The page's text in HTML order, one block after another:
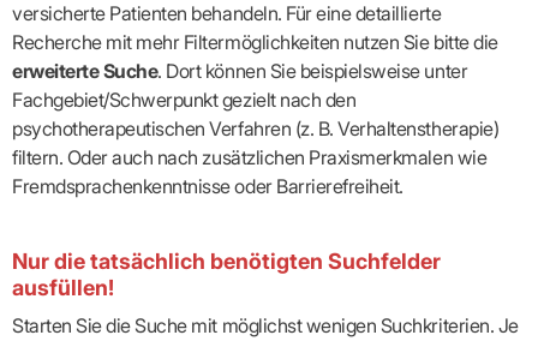
versicherte Patienten behandeln. Für eine detaillierte
Recherche mit mehr Filtermöglichkeiten nutzen Sie bitte die
erweiterte Suche. Dort können Sie beispielsweise unter
Fachgebiet/Schwerpunkt gezielt nach den
psychotherapeutischen Verfahren (z. B. Verhaltenstherapie)
filtern. Oder auch nach zusätzlichen Praxismerkmalen wie
Fremdsprachenkenntnisse oder Barrierefreiheit.
Nur die tatsächlich benötigten Suchfelder
ausfüllen!
Starten Sie die Suche mit möglichst wenigen Suchkriterien. Je